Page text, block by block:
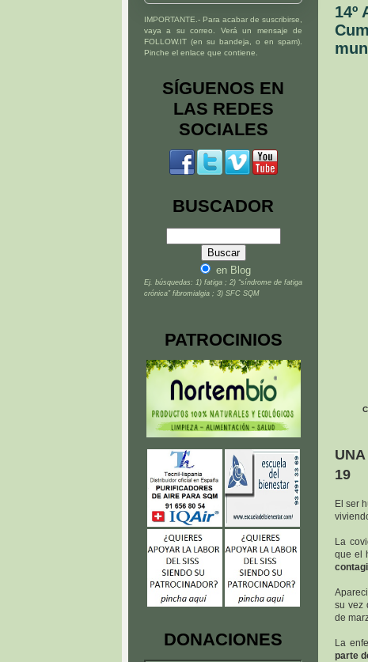
14º
19
El ser
La
que el
su vez
de
La
parte
IMPORTANTE.- Para acabar de suscribirse,
vaya a su correo. Verá un mensaje de
FOLLOW.IT (en su bandeja, o en spam).
Pinche el enlace que contiene.
SÍGUENOS EN
LAS REDES
SOCIALES
BUSCADOR
en Blog
Ej. búsquedas: 1) fatiga ; 2) “síndrome de fatiga
crónica” fibromialgia ; 3) SFC SQM
PATROCINIOS
DONACIONES